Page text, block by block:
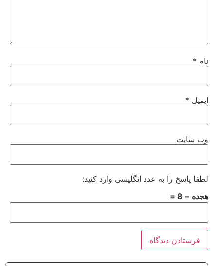
نام *
ایمیل *
وب‌ سایت
لطفا پاسخ را به عدد انگلیسی وارد کنید:
هجده − 8 =